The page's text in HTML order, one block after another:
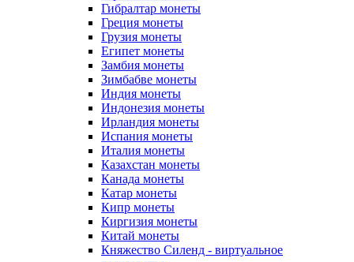
Гибралтар монеты
Греция монеты
Грузия монеты
Египет монеты
Замбия монеты
Зимбабве монеты
Индия монеты
Индонезия монеты
Ирландия монеты
Испания монеты
Италия монеты
Казахстан монеты
Канада монеты
Катар монеты
Кипр монеты
Киргизия монеты
Китай монеты
Княжество Силенд - виртуальное